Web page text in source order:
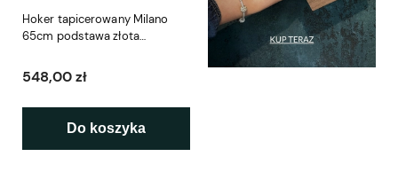
Hoker tapicerowany Milano
65cm podstawa złota
548,00 zł
Do koszyka